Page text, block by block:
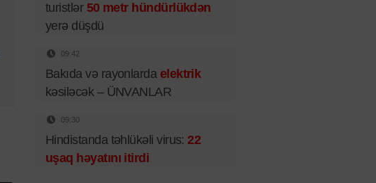
turistlər 50 metr hündürlükdən
yerə düşdü
09:42
Bakıda və rayonlarda elektrik
kəsiləcək – ÜNVANLAR
09:30
Hindistanda təhlükəli virus:22
uşaq həyatını itirdi